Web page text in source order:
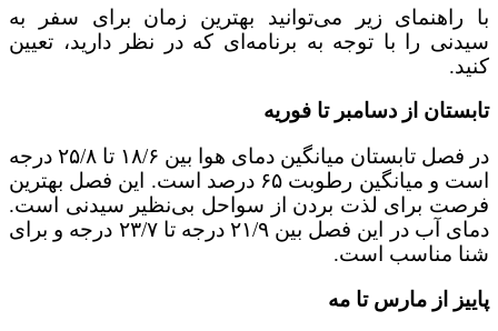
با راهنمای زیر می‌توانید بهترین زمان برای سفر به
سیدنی را با توجه به برنامه‌ای که در نظر دارید، تعیین
کنید.
تابستان از دسامبر تا فوریه
در فصل تابستان میانگین دمای هوا بین ۱۸/۶ تا ۲۵/۸ درجه
است و میانگین رطوبت ۶۵ درصد است. این فصل بهترین
فرصت برای لذت بردن از سواحل بی‌نظیر سیدنی است.
دمای آب در این فصل بین ۲۱/۹ درجه تا ۲۳/۷ درجه و برای
شنا مناسب است.
پاییز از مارس تا مه